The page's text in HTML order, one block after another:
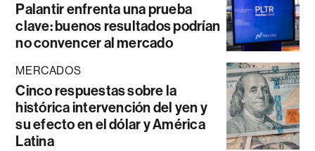
Palantir enfrenta una prueba
clave: buenos resultados podrían
no convencer al mercado
MERCADOS
Cinco respuestas sobre la
histórica intervención del yen y
su efecto en el dólar y América
Latina